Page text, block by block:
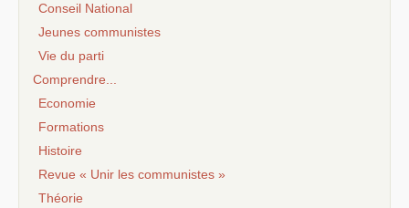
Conseil National
Jeunes communistes
Vie du parti
Comprendre...
Economie
Formations
Histoire
Revue « Unir les communistes »
Théorie